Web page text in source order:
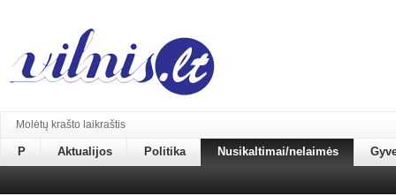
Molėtų krašto laikraštis
P Aktualijos Politika Nusikaltimai/nelaimės